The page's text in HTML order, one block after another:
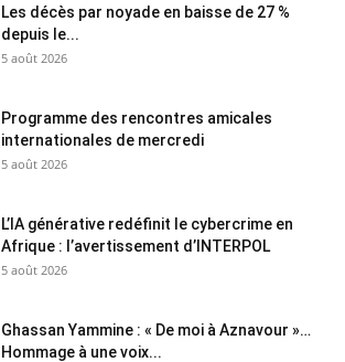
Les décès par noyade en baisse de 27 %
depuis le...
5 août 2026
Programme des rencontres amicales
internationales de mercredi
5 août 2026
L’IA générative redéfinit le cybercrime en
Afrique : l’avertissement d’INTERPOL
5 août 2026
Ghassan Yammine : « De moi à Aznavour »…
Hommage à une voix...